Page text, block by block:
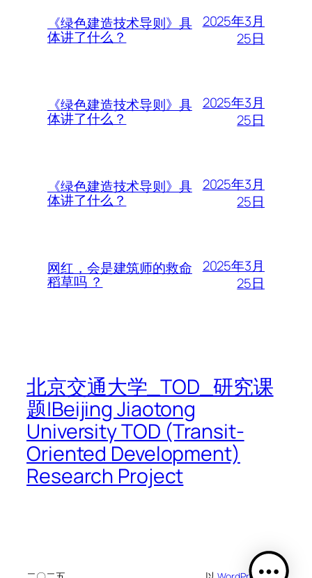
《绿色建造技术导则》具
体讲了什么？
2025年3月
25日
《绿色建造技术导则》具
体讲了什么？
2025年3月
25日
《绿色建造技术导则》具
体讲了什么？
2025年3月
25日
网红，会是建筑师的救命
稻草吗 ？
2025年3月
25日
北京交通大学_TOD_研究课
题|Beijing Jiaotong
University TOD (Transit-
Oriented Development)
Research Project